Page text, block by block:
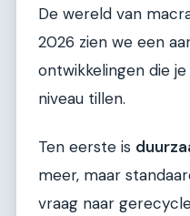
De wereld van
2026 zien we een
ontwikkelingen die
niveau tillen.
Ten eerste is
meer, maar
vraag naar